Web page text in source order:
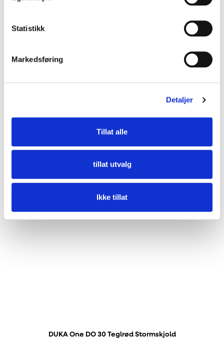
Statistikk
Markedsføring
Detaljer
Tillat alle
tillat utvalg
Ikke tillat
DUKA One DO 30 Black Storm-skjold
DUKA One DO 30 Teglrød Stormskjold